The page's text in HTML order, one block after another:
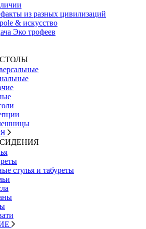
из разных цивилизаций
& искусство
Эко трофеев
СТОЛЫ
СИДЕНИЯ
стулья и табуреты